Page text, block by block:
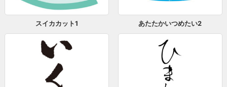
スイカカット1 あたたかいつめたい2